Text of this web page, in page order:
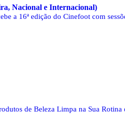
Nacional e Internacional)
a 16ª edição do Cinefoot com
de Beleza Limpa na Sua Rotina